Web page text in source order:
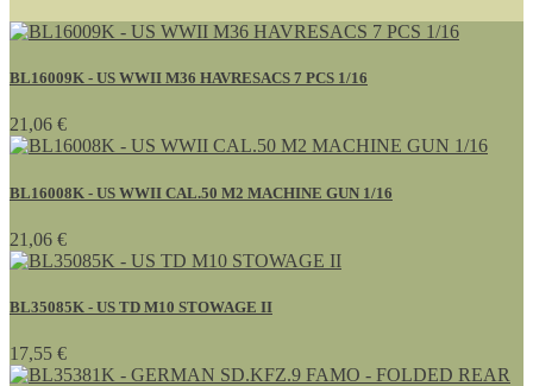
BL16009K - US WWII M36 HAVRESACS 7 PCS 1/16
21,06 €
BL16008K - US WWII CAL.50 M2 MACHINE GUN 1/16
21,06 €
BL35085K - US TD M10 STOWAGE II
17,55 €